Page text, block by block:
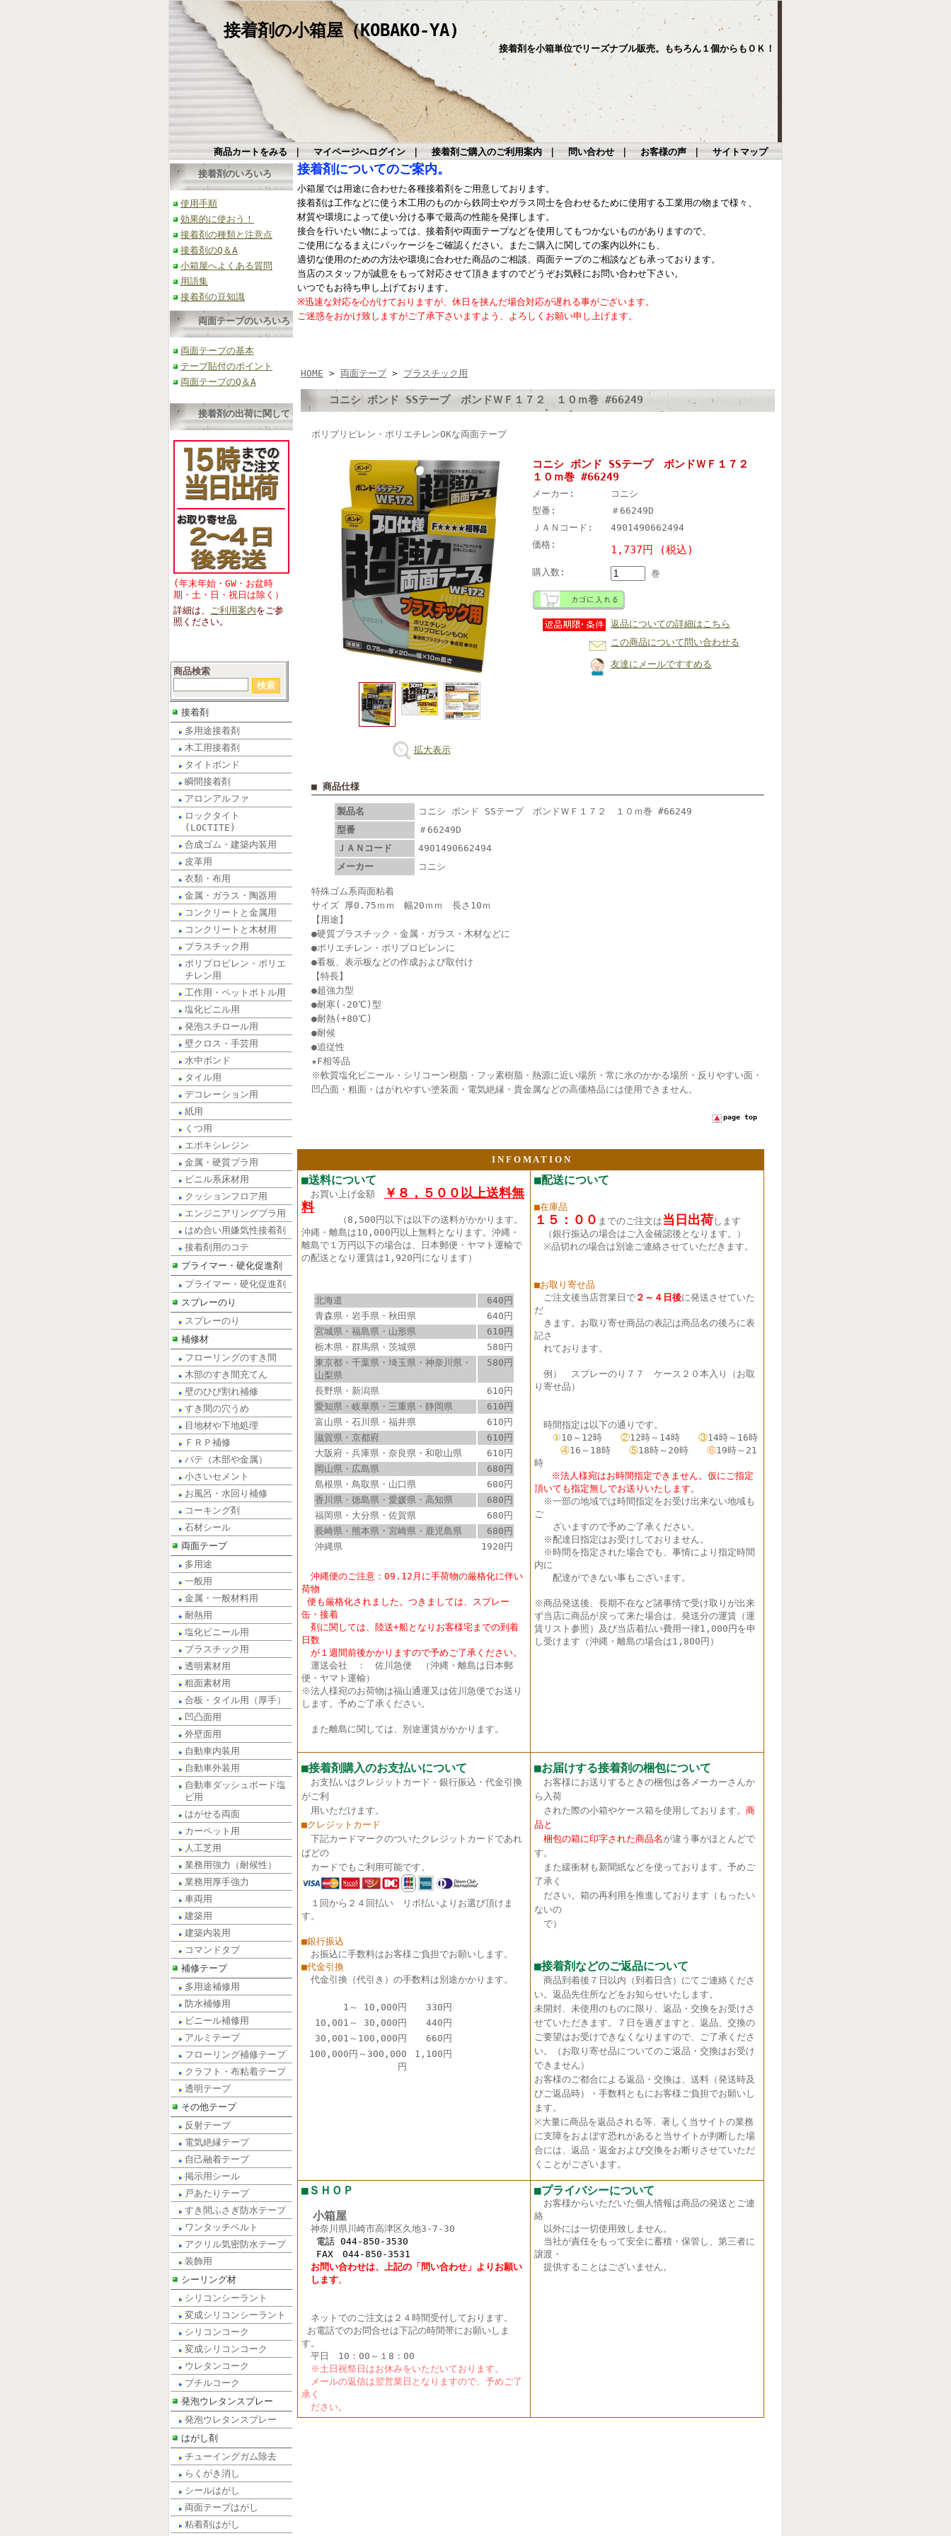
接着剤の小箱屋（KOBAKO-YA)
接着剤を小箱単位でリーズナブル販売。もちろん１個からもＯＫ！
商品カートをみる｜ マイページへログイン｜ 接着剤ご購入のご利用案内｜ 問い合わせ｜ お客様の声｜ サイトマップ
接着剤のいろいろ
使用手順
効果的に使おう！
接着剤の種類と注意点
接着剤のQ＆A
小箱屋へよくある質問
用語集
接着剤の豆知識
両面テープのいろいろ
両面テープの基本
テープ貼付のポイント
両面テープのQ＆A
接着剤の出荷に関して
(年末年始・GW・お盆時
期・土・日・祝日は除く）
詳細は、 ご利用案内をご参
照くださ い。
商品検索
接着剤
多用途接着剤
木工用接着剤
タイトボンド
瞬間接着剤
アロンアルファ
ロックタイト
(LOCTITE)
合成ゴム・建築内装用
皮革用
衣類・布用
金属・ガラス・陶器用
コンクリートと金属用
コンクリートと木材用
プラスチック用
ポリプロピレン・ポリエ
チレン用
工作用・ペットボトル用
塩化ビニル用
発泡スチロール用
壁クロス・手芸用
水中ボンド
タイル用
デコレーション用
紙用
くつ用
エポキシレジン
金属・硬質プラ用
ビニル系床材用
クッションフロア用
エンジニアリングプラ用
はめ合い用嫌気性接着剤
接着剤用のコテ
プライマー・硬化促進剤
プライマー・硬化促進剤
スプレーのり
スプレーのり
補修材
フローリングのすき間
木部のすき間充てん
壁のひび割れ補修
すき間の穴うめ
目地材や下地処理
ＦＲＰ補修
パテ（木部や金属）
小さいセメント
お風呂・水回り補修
コーキング剤
石材シール
両面テープ
多用途
一般用
金属・一般材料用
耐熱用
塩化ビニール用
プラスチック用
透明素材用
粗面素材用
合板・タイル用（厚手）
凹凸面用
外壁面用
自動車内装用
自動車外装用
自動車ダッシュボード塩
ビ用
はがせる両面
カーペット用
人工芝用
業務用強力（耐候性）
業務用厚手強力
車両用
建築用
建築内装用
コマンドタブ
補修テープ
多用途補修用
防水補修用
ビニール補修用
アルミテープ
フローリング補修テープ
クラフト・布粘着テープ
透明テープ
その他テープ
反射テープ
電気絶縁テープ
自己融着テープ
掲示用シール
戸あたりテープ
すき間ふさぎ防水テープ
ワンタッチベルト
アクリル気密防水テープ
装飾用
シーリング材
シリコンシーラント
変成シリコンシーラント
シリコンコーク
変成シリコンコーク
ウレタンコーク
ブチルコーク
発泡ウレタンスプレー
発泡ウレタンスプレー
はがし剤
チューイングガム除去
らくがき消し
シールはがし
両面テープはがし
粘着剤はがし
接着剤についてのご案内。
小箱屋では用途に合わせた各種接着剤をご用意しております。
接着剤は工作などに使う木工用のものから鉄同士やガラス同士を合わせるために使用する工業用の物まで様々、
材質や環境によって使い分ける事で最高の性能を発揮します。
接合を行いたい物によっては、接着剤や両面テープなどを使用してもつかないものがありますので、
ご使用になるまえにパッケージをご確認ください。またご購入に関しての案内以外にも、
適切な使用のための方法や環境に合わせた商品のご相談、両面テープのご相談なども承っております。
当店のスタッフが誠意をもって対応させて頂きますのでどうぞお気軽にお問い合わせ下さい。
いつでもお待ち申し上げております。
※迅速な対応を心がけておりますが、休日を挟んだ場合対応が遅れる事がございます。
ご迷惑をおかけ致しますがご了承下さいますよう、よろしくお願い申し上げます。
HOME > 両面テープ> プラスチック用
コニシ ボンド SSテープ ボンドＷＦ１７２ １０ｍ巻 #66249
ポリプリピレン・ポリエチレンOKな両面テープ
拡大表示
コニシ ボンド SSテープ ボンドＷＦ１７２
１０ｍ巻 #66249
メーカー:
コニシ
型番:
＃66249D
ＪＡＮコード:
4901490662494
価格:
1,737円 (税込)
購入数: 巻
返品についての詳細はこちら
この商品について問い合わせる
友達にメールですすめる
■ 商品仕様
製品名
コニシ ボンド SSテープ ボンドＷＦ１７２ １０ｍ巻 #66249
型番
＃66249D
ＪＡＮコード
4901490662494
メーカー
コニシ
特殊ゴム系両面粘着
サイズ 厚0.75ｍｍ 幅20ｍｍ 長さ10ｍ
【用途】
●硬質プラスチック・金属・ガラス・木材などに
●ポリエチレン・ポリプロピレンに
●看板、表示板などの作成および取付け
【特長】
●超強力型
●耐寒(-20℃)型
●耐熱(+80℃)
●耐候
●追従性
★F相等品
※軟質塩化ビニール・シリコーン樹脂・フッ素樹脂・熱源に近い場所・常に水のかかる場所・反りやすい面・
凹凸面・粗面・はがれやすい塗装面・電気絶縁・貴金属などの高価格品には使用できません。
page top
I N F O M A T I O N
■送料について
お買い上げ金額
￥８，５００以上送料無
料
（8,500円以下は以下の送料がかかります。
沖縄・離島は10,000円以上無料となります。沖縄・
離島で１万円以下の場合は、日本郵便・ヤマト運輸で
の配送となり運賃は1,920円になります）
北海道
640円
青森県・岩手県・秋田県
640円
宮城県・福島県・山形県
610円
栃木県・群馬県・茨城県
580円
東京都・千葉県・埼玉県・神奈川県・
山梨県
580円
長野県・新潟県
610円
愛知県・岐阜県・三重県・静岡県
610円
富山県・石川県・福井県
610円
滋賀県・京都府
610円
大阪府・兵庫県・奈良県・和歌山県
610円
岡山県・広島県
680円
島根県・鳥取県・山口県
680円
香川県・徳島県・愛媛県・高知県
680円
福岡県・大分県・佐賀県
680円
長崎県・熊本県・宮崎県・鹿児島県
680円
沖縄県
1920円
沖縄便のご注意：09.12月に手荷物の厳格化に伴い
荷物
便も厳格化されました。つきましては、スプレー
缶・接着
剤に関しては、陸送+船となりお客様宅までの到着
日数
が１週間前後かかりますので予めご了承ください。
運送会社 ： 佐川急便 （沖縄・離島は日本郵
便・ヤマト運輸）
※法人様宛のお荷物は福山通運又は佐川急便でお送り
します。予めご了承ください。
また離島に関しては、別途運賃がかかります。
■配送について
■在庫品
１５：００ までのご注文は当日出荷 します
（銀行振込の場合はご入金確認後となります。）
※品切れの場合は別途ご連絡させていただきます。
■お取り寄せ品
ご注文後当店営業日で ２～４日後に発送させていた
だ
きます。お取り寄せ商品の表記は商品名の後ろに表
記さ
れております。
例） スプレーのり７７ ケース２０本入り（お取
り寄せ品）
時間指定は以下の通りです。
①10～12時 ②12時～14時 ③14時～16時
④16～18時 ⑤18時～20時 ⑥19時～21
時
※法人様宛はお時間指定できません。仮にご指定
頂いても指定無しでお送りいたします。
※一部の地域では時間指定をお受け出来ない地域も
ご
ざいますので予めご了承ください。
※配達日指定はお受けしておりません。
※時間を指定された場合でも、事情により指定時間
内に
配達ができない事もございます。
※商品発送後、長期不在など諸事情で受け取りが出来
ず当店に商品が戻って来た場合は、発送分の運賃（運
賃リスト参照）及び当店着払い費用一律1,000円を申
し受けます（沖縄・離島の場合は1,800円）
■接着剤購入のお支払いについて
お支払いはクレジットカード・銀行振込・代金引換
がご利
用いただけます。
■クレジットカード
下記カードマークのついたクレジットカードであれ
ばどの
カードでもご利用可能です。
１回から２４回払い リボ払いよりお選び頂けま
す。
■銀行振込
お振込に手数料はお客様ご負担でお願いします。
■代金引換
代金引換（代引き）の手数料は別途かかります。
1～ 10,000円
330円
10,001～ 30,000円
440円
30,001～100,000円
660円
100,000円～300,000
円
1,100円
■お届けする接着剤の梱包について
お客様にお送りするときの梱包は各メーカーさんか
ら入荷
された際の小箱やケース箱を使用しております。 商
品と
梱包の箱に印字された商品名 が違う事がほとんどで
す。
また緩衝材も新聞紙などを使っております。予めご
了承く
ださい。箱の再利用を推進しております（もったい
ないの
で）
■接着剤などのご返品について
商品到着後７日以内（到着日含）にてご連絡くださ
い。返品先住所などをお知らせいたします。
未開封、未使用のものに限り、返品・交換をお受けさ
せていただきます。７日を過ぎますと、返品、交換の
ご要望はお受けできなくなりますので、ご了承くださ
い。（お取り寄せ品についてのご返品・交換はお受け
できません）
お客様のご都合による返品・交換は、送料（発送時及
びご返品時）・手数料ともにお客様ご負担でお願いし
ます。
※大量に商品を返品される等、著しく当サイトの業務
に支障をおよぼす恐れがあると当サイトが判断した場
合には、返品・返金および交換をお断りさせていただ
くことがございます。
■ＳＨＯＰ
小箱屋
神奈川県川崎市高津区久地3-7-30
電話 044-850-3530
FAX 044-850-3531
お問い合わせは、上記の「問い合わせ」よりお願い
し ます。
ネットでのご注文は２４時間受付しております。
お電話でのお問合せは下記の時間帯にお願いしま
す。
平日 10：00～１8：00
※土日祝祭日はお休みをいただいております。
メールの返信は翌営業日となりますので、予めご了
承く
ださい。
■プライバシーについて
お客様からいただいた個人情報は商品の発送とご連
絡
以外には一切使用致しません。
当社が責任をもって安全に蓄積・保管し、第三者に
譲渡・
提供することはございません。